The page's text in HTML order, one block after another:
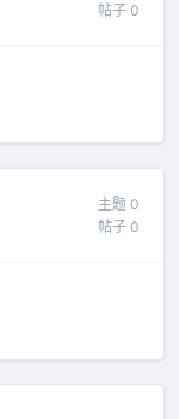
帖子 0
主题 0
帖子 0